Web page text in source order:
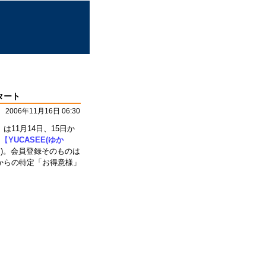
ート
2006年11月16日 06:30
は11月14日、15日か
【YUCASEE(ゆか
)。会員登録そのものは
の特定「お得意様」